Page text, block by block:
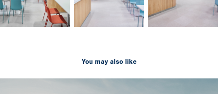
You may also like